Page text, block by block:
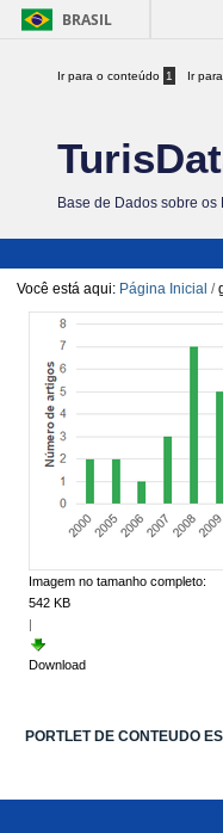
BRASIL
Ir para o conteúdo 1 Ir
Base de Dados sobre os
Você está aqui: Página Inicial /
Imagem no tamanho completo:
542 KB
|
Download
PORTLET DE CONTEUDO